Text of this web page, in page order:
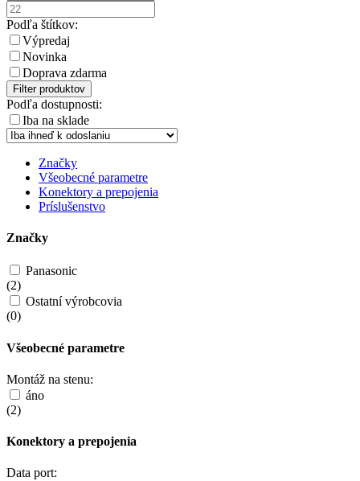
Podľa štítkov:
Výpredaj
Novinka
Doprava zdarma
Filter produktov
Podľa dostupnosti:
Iba na sklade
Značky
Všeobecné parametre
Konektory a prepojenia
Príslušenstvo
Značky
Panasonic
(2)
Ostatní výrobcovia
(0)
Všeobecné parametre
Montáž na stenu:
áno
(2)
Konektory a prepojenia
Data port: